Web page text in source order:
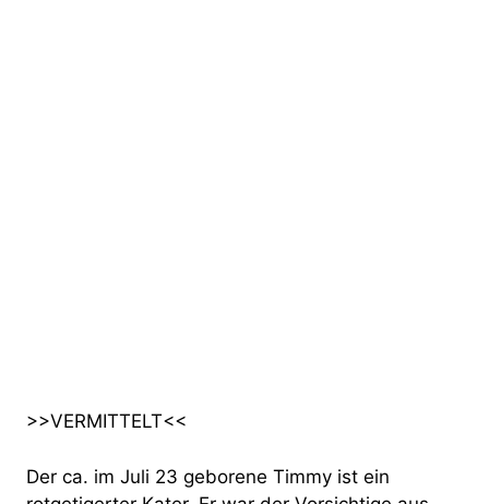
>>VERMITTELT<<
Der ca. im Juli 23 geborene Timmy ist ein